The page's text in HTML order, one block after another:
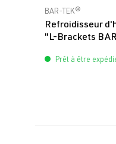
Note moyenne
BAR-TEK®
Refroidisseur
"L-Brackets
Prêt à être